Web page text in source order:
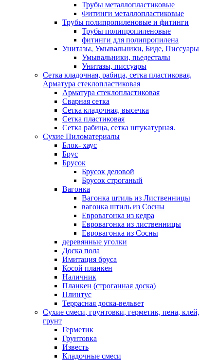
Трубы металлопластиковые
Фитинги металлопластиковые
Трубы полипропиленовые и фитинги
Трубы полипропиленовые
фитинги для полипропилена
Унитазы, Умывальники, Биде, Писсуары
Умывальники, пьедесталы
Унитазы, писсуары
Сетка кладочная, рабица, сетка пластиковая,
Арматура стеклопластиковая
Арматура стеклопластиковая
Сварная сетка
Сетка кладочная, высечка
Сетка пластиковая
Сетка рабица, сетка штукатурная.
Сухие Пиломатериалы
Блок- хаус
Брус
Брусок
Брусок деловой
Брусок строганый
Вагонка
Вагонка штиль из Лиственницы
вагонка штиль из Сосны
Евровагонка из кедра
Евровагонка из лиственницы
Евровагонка из Сосны
деревянные уголки
Доска пола
Имитация бруса
Косой планкен
Наличник
Планкен (строганная доска)
Плинтус
Террасная доска-вельвет
Сухие смеси, грунтовки, герметик, пена, клей,
грунт
Герметик
Грунтовка
Известь
Кладочные смеси